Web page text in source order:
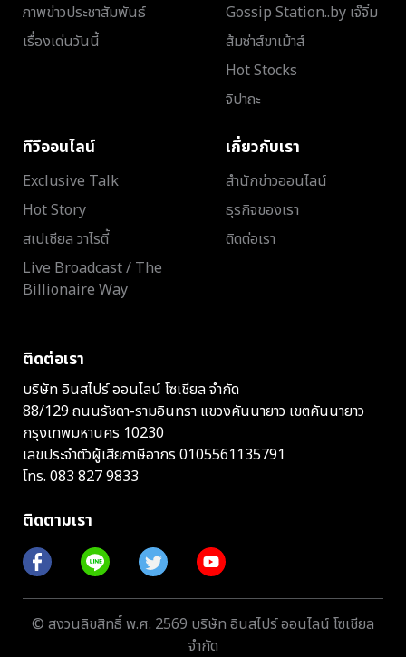
ภาพข่าวประชาสัมพันธ์
เรื่องเด่นวันนี้
Gossip Station..by เจ๊จิ๋ม
ส้มซ่าส์ขาเม้าส์
Hot Stocks
จิปาถะ
ทีวีออนไลน์
Exclusive Talk
Hot Story
สเปเชียล วาไรตี้
Live Broadcast / The
Billionaire Way
เกี่ยวกับเรา
สำนักข่าวออนไลน์
ธุรกิจของเรา
ติดต่อเรา
ติดต่อเรา
บริษัท อินสไปร์ ออนไลน์ โซเชียล จำกัด
88/129 ถนนรัชดา-รามอินทรา แขวงคันนายาว เขตคันนายาว
กรุงเทพมหานคร 10230
เลขประจำตัวผู้เสียภาษีอากร 0105561135791
โทร. 083 827 9833
ติดตามเรา
© สงวนลิขสิทธิ์ พ.ศ. 2569 บริษัท อินสไปร์ ออนไลน์ โซเชียล
จำกัด